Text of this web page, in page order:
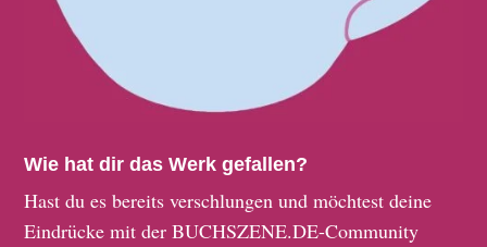
Wie hat dir das Werk gefallen?
Hast du es bereits verschlungen und möchtest deine
Eindrücke mit der BUCHSZENE.DE-Community